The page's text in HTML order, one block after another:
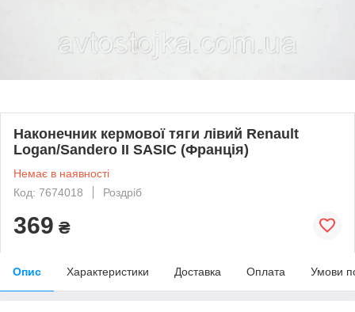
Наконечник кермової тяги лівий Renault
Logan/Sandero II SASIC (Франція)
Немає в наявності
Код: 7674018
Роздріб
369 ₴
Опис Характеристики Доставка Оплата Умови